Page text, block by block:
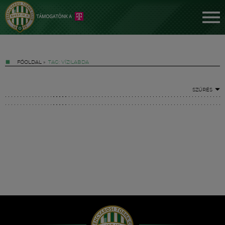
FŐOLDAL » TAG: VÍZILABDA
SZŰRÉS
Hírek